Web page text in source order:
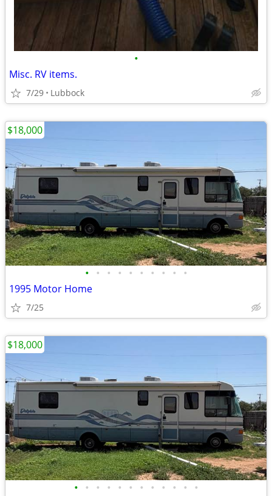
•
Misc. RV items.
7/29 Lubbock
• • • • • • • • • •
1995 Motor Home
7/25
$18,000
• • • • • • • • • • • •
$18,000